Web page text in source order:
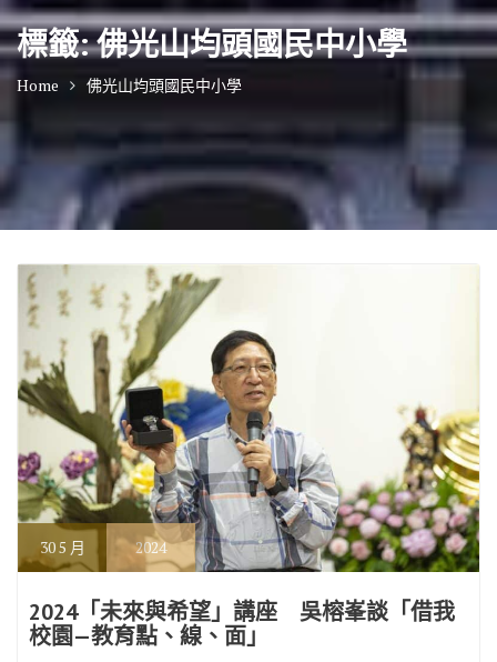
標籤:佛光山均頭國民中小學
Home 佛光山均頭國民中小學
305 月 2024
2024「未來與希望」講座 吳榕峯談「借我
校園—教育點、線、面」